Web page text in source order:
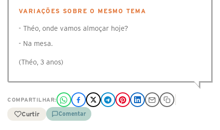
VARIAÇÕES SOBRE O MESMO TEMA
- Théo, onde vamos almoçar hoje?
- Na mesa.
(Théo, 3 anos)
COMPARTILHAR:
Curtir Comentar